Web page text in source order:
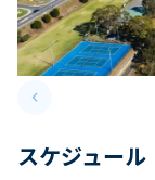
keyboard_arrow_leftPrevious slide
スケジュール